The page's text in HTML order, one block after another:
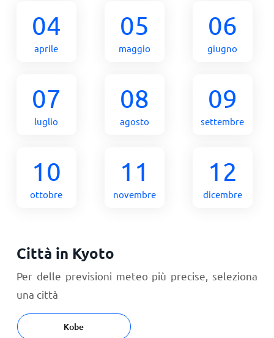
04
aprile
05
maggio
06
giugno
07
luglio
08
agosto
09
settembre
10
ottobre
11
novembre
12
dicembre
Città in Kyoto
Per delle previsioni meteo più precise, seleziona
una città
Kobe